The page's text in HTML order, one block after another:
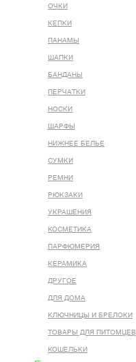
ОЧКИ
КЕПКИ
ПАНАМЫ
ШАПКИ
БАНДАНЫ
ПЕРЧАТКИ
НОСКИ
ШАРФЫ
НИЖНЕЕ БЕЛЬЕ
СУМКИ
РЕМНИ
РЮКЗАКИ
УКРАШЕНИЯ
КОСМЕТИКА
ПАРФЮМЕРИЯ
КЕРАМИКА
ДРУГОЕ
ДЛЯ ДОМА
КЛЮЧНИЦЫ И БРЕЛОКИ
ТОВАРЫ ДЛЯ ПИТОМЦЕВ
КОШЕЛЬКИ